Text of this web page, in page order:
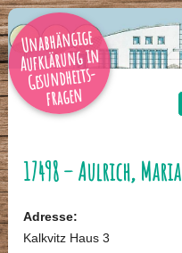
Unabhängige
Aufklärung in
Gesundheits-
fragen
17498 – Aulrich, Maria
Adresse:
Kalkvitz Haus 3